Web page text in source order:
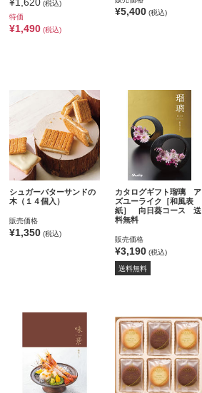
¥1,620 (税込)
特価
¥1,490 (税込)
¥5,400(税込)
シュガーバターサンドの
木（１４個入）
販売価格
¥1,350 (税込)
カタログギフト瑠璃 ア
ズユーライク［和風表
紙］ 向日葵コース 送
料無料
販売価格
¥3,190(税込)
送料無料